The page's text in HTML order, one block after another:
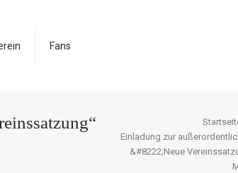
Fans
Einladung zur
&#8222;Neue